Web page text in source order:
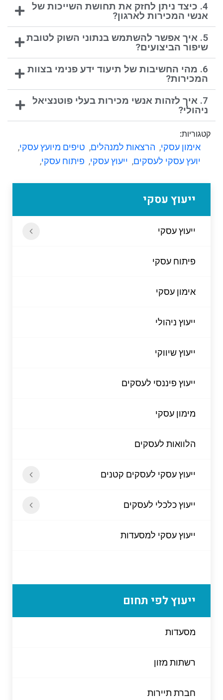
ייעוץ עסקי
ייעוץ עסקי
פיתוח עסקי
אימון עסקי
ייעוץ ניהולי
ייעוץ שיווקי
ייעוץ פיננסי לעסקים
מימון עסקי
הלוואות לעסקים
ייעוץ עסקי לעסקים קטנים
ייעוץ כלכלי לעסקים
ייעוץ עסקי למסעדות
ייעוץ לפי תחום
מסעדות
רשתות מזון
חברת תיירות
4. כיצד ניתן לחזק את תחושת השייכות של
אנשי המכירות לארגון?
5. איך אפשר להשתמש בנתוני השוק לטובת
שיפור הביצועים?
6. מהי החשיבות של תיעוד ידע פנימי בצוות
המכירות?
7. איך לזהות אנשי מכירות בעלי פוטנציאל
ניהולי?
קטגוריות:
אימון עסקי, הרצאות למנהלים, טיפים מיועץ עסקי,
יועץ עסקי לעסקים, ייעוץ עסקי, פיתוח עסקי,